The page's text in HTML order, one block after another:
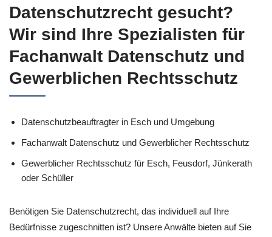
Datenschutzrecht gesucht?
Wir sind Ihre Spezialisten für
Fachanwalt Datenschutz und
Gewerblichen Rechtsschutz
Datenschutzbeauftragter in Esch und Umgebung
Fachanwalt Datenschutz und Gewerblicher Rechtsschutz
Gewerblicher Rechtsschutz für Esch, Feusdorf, Jünkerath
oder Schüller
Benötigen Sie Datenschutzrecht, das individuell auf Ihre
Bedürfnisse zugeschnitten ist? Unsere Anwälte bieten auf Sie